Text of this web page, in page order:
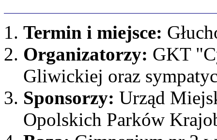
Termin i miejsce:
Organizatorzy: GKT
Gliwickiej oraz
Sponsorzy: Urząd
Opolskich Parków